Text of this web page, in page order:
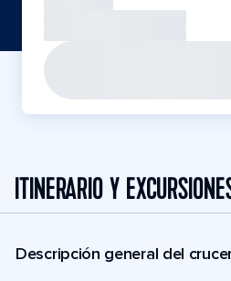
ITINERARIO Y
Descripción general del